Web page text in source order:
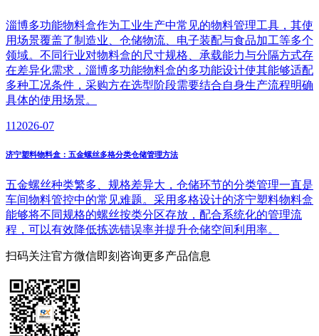
淄博多功能物料盒作为工业生产中常见的物料管理工具，其使
用场景覆盖了制造业、仓储物流、电子装配与食品加工等多个
领域。不同行业对物料盒的尺寸规格、承载能力与分隔方式存
在差异化需求，淄博多功能物料盒的多功能设计使其能够适配
多种工况条件，采购方在选型阶段需要结合自身生产流程明确
具体的使用场景。
11 2026-07
济宁塑料物料盒：五金螺丝多格分类仓储管理方法
五金螺丝种类繁多、规格差异大，仓储环节的分类管理一直是
车间物料管控中的常见难题。采用多格设计的济宁塑料物料盒
能够将不同规格的螺丝按类分区存放，配合系统化的管理流
程，可以有效降低拣选错误率并提升仓储空间利用率。
扫码关注官方微信即刻咨询更多产品信息